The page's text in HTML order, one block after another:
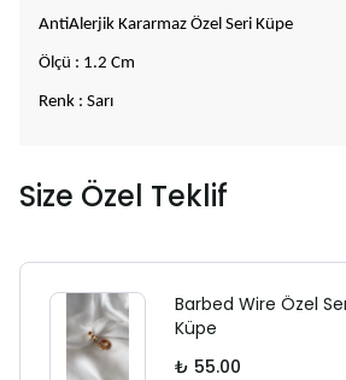
AntiAlerjik Kararmaz Özel Seri Küpe
Ölçü : 1.2 Cm
Renk : Sarı
Size Özel Teklif
Barbed Wire Özel
Küpe
₺ 55.00